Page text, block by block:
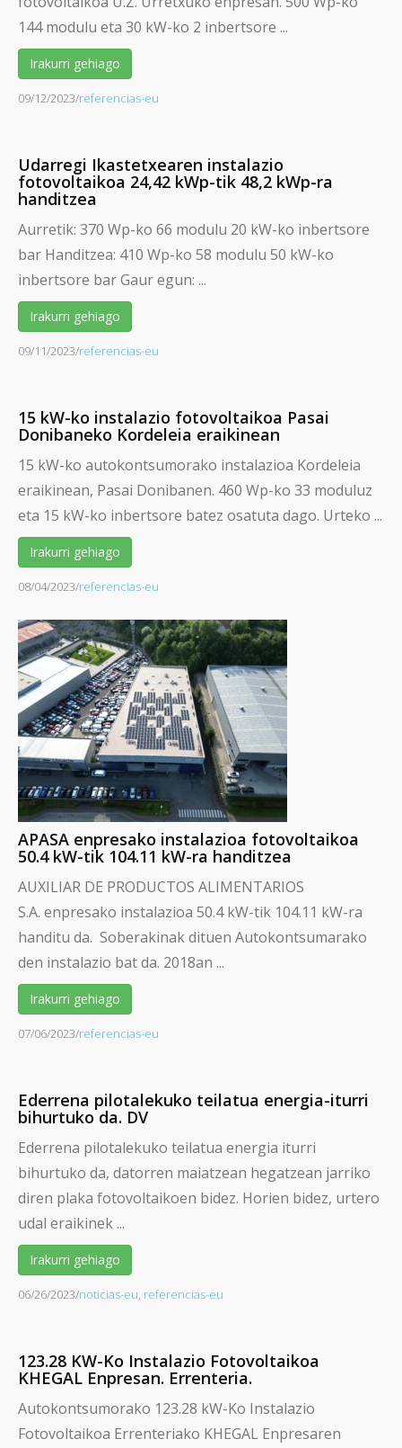
144 modulu eta 30 kW-ko 2 inbertsore ...
Irakurri gehiago
09/12/2023/referencias-eu
Udarregi Ikastetxearen instalazio
fotovoltaikoa 24,42 kWp-tik 48,2 kWp-ra
handitzea
Aurretik: 370 Wp-ko 66 modulu 20 kW-ko inbertsore
bar Handitzea: 410 Wp-ko 58 modulu 50 kW-ko
inbertsore bar Gaur egun: ...
Irakurri gehiago
09/11/2023/referencias-eu
15 kW-ko instalazio fotovoltaikoa Pasai
Donibaneko Kordeleia eraikinean
15 kW-ko autokontsumorako instalazioa Kordeleia
eraikinean, Pasai Donibanen. 460 Wp-ko 33 moduluz
eta 15 kW-ko inbertsore batez osatuta dago. Urteko ...
Irakurri gehiago
08/04/2023/referencias-eu
APASA enpresako instalazioa fotovoltaikoa
50.4 kW-tik 104.11 kW-ra handitzea
AUXILIAR DE PRODUCTOS ALIMENTARIOS
S.A. enpresako instalazioa 50.4 kW-tik 104.11 kW-ra
handitu da. Soberakinak dituen Autokontsumarako
den instalazio bat da. 2018an ...
Irakurri gehiago
07/06/2023/referencias-eu
Ederrena pilotalekuko teilatua energia-iturri
bihurtuko da. DV
Ederrena pilotalekuko teilatua energia iturri
bihurtuko da, datorren maiatzean hegatzean jarriko
diren plaka fotovoltaikoen bidez. Horien bidez, urtero
udal eraikinek ...
Irakurri gehiago
06/26/2023/noticias-eu, referencias-eu
123.28 KW-Ko Instalazio Fotovoltaikoa
KHEGAL Enpresan. Errenteria.
Autokontsumorako 123.28 kW-Ko Instalazio
Fotovoltaikoa Errenteriako KHEGAL Enpresaren